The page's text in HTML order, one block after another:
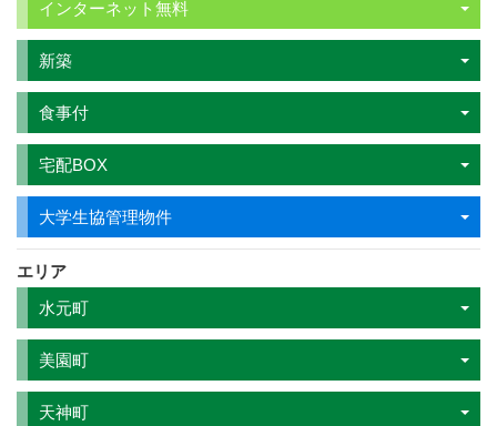
インターネット無料
新築
食事付
宅配BOX
大学生協管理物件
エリア
水元町
美園町
天神町